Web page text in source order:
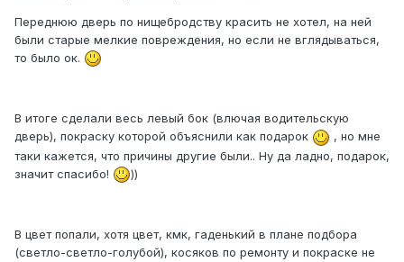
Переднюю дверь по нищебродству красить не хотел, на ней
были старые мелкие повреждения, но если не вглядываться,
то было ок.
В итоге сделали весь левый бок (влючая водительскую
дверь), покраску которой объяснили как подарок
, но мне
таки кажется, что причины другие были.. Ну да ладно, подарок,
значит спасибо!
))
В цвет попали, хотя цвет, кмк, гаденький в плане подбора
(светло-светло-голубой), косяков по ремонту и покраске не